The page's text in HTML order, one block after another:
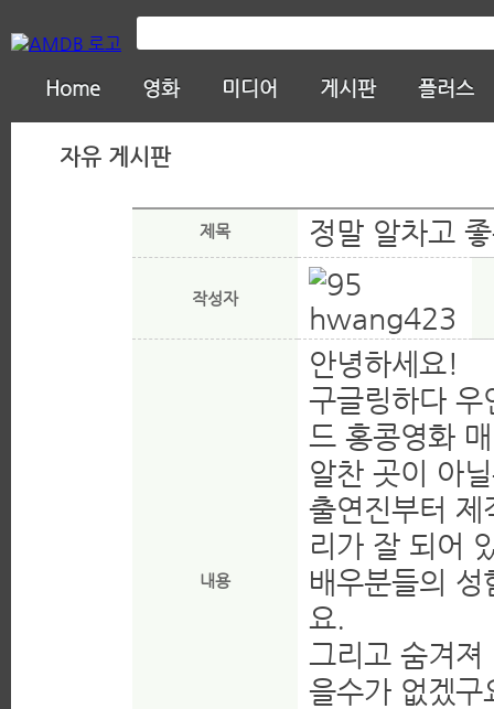
Home 영화 미디어 게시판 플러스
자유 게시판
제목 정말 알차고
작성자
hwang423
내용
안녕하세요!
구글링하다 우
드 홍콩영화
알찬 곳이 아
출연진부터 제
리가 잘 되어
배우분들의
요.
그리고 숨겨
을수가 없겠